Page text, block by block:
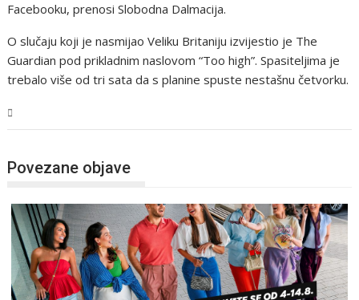
Facebooku, prenosi Slobodna Dalmacija.
O slučaju koji je nasmijao Veliku Britaniju izvijestio je The
Guardian pod prikladnim naslovom “Too high”. Spasiteljima je
trebalo više od tri sata da s planine spuste nestašnu četvorku.
Povezane objave